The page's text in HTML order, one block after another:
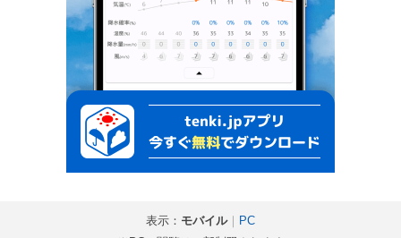
表示： モバイル｜
PC